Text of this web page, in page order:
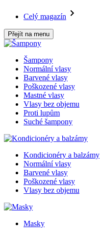
Celý magazín
Přejít na menu
Šampony
Normální vlasy
Barvené vlasy
Poškozené vlasy
Mastné vlasy
Vlasy bez objemu
Proti lupům
Suché šampony
Kondicionéry a balzámy
Normální vlasy
Barvené vlasy
Poškozené vlasy
Vlasy bez objemu
Masky